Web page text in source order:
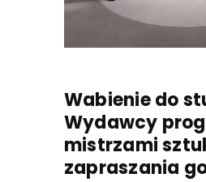
Wabienie do
Wydawcy
mistrzami
zapraszania